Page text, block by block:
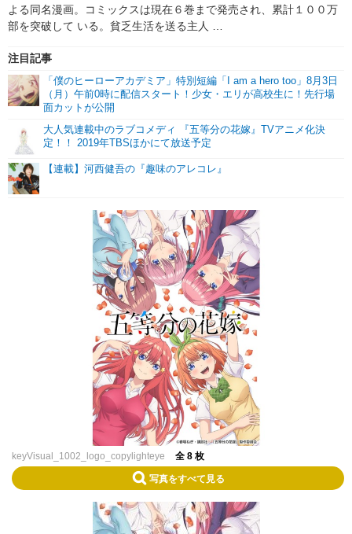
よる同名漫画。コミックスは現在６巻まで発売され、累計１００万
部を突破して いる。貧乏生活を送る主人 …
注目記事
「僕のヒーローアカデミア」特別短編「I am a hero too」8月3日
（月）午前0時に配信スタート！少女・エリが高校生に！先行場
面カットが公開
大人気連載中のラブコメディ 『五等分の花嫁』TVアニメ化決
定！！ 2019年TBSほかにて放送予定
【連載】河西健吾の『趣味のアレコレ』
keyVisual_1002_logo_copylighteye 全 8 枚
写真をすべて見る